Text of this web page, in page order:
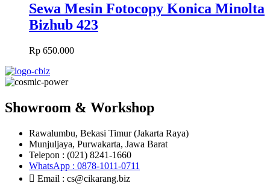
Sewa Mesin Fotocopy Konica Minolta
Bizhub 423
Rp 650.000
Showroom & Workshop
Rawalumbu, Bekasi Timur (Jakarta Raya)
Munjuljaya, Purwakarta, Jawa Barat
Telepon : (021) 8241-1660
WhatsApp : 0878-1011-0711
Email : cs@cikarang.biz